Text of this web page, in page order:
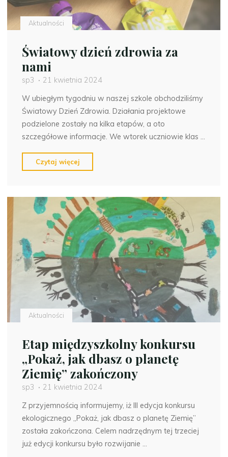
Aktualności
Światowy dzień zdrowia za
nami
sp3
21 kwietnia 2024
W ubiegłym tygodniu w naszej szkole obchodziliśmy
Światowy Dzień Zdrowia. Działania projektowe
podzielone zostały na kilka etapów, a oto
szczegółowe informacje. We wtorek uczniowie klas …
Czytaj więcej
za
nami"
Aktualności
Etap międzyszkolny konkursu
„Pokaż, jak dbasz o planetę
Ziemię” zakończony
sp3
21 kwietnia 2024
Z przyjemnością informujemy, iż III edycja konkursu
ekologicznego „Pokaż, jak dbasz o planetę Ziemię”
została zakończona. Celem nadrzędnym tej trzeciej
już edycji konkursu było rozwijanie …